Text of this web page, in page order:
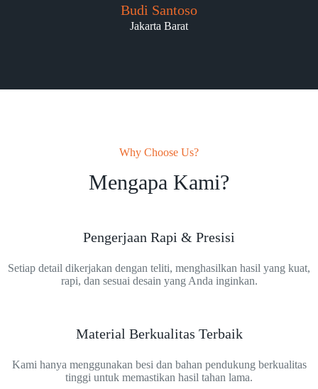
Budi Santoso
Jakarta Barat
Why Choose Us?
Mengapa Kami?
Pengerjaan Rapi & Presisi
Setiap detail dikerjakan dengan teliti, menghasilkan hasil yang kuat,
rapi, dan sesuai desain yang Anda inginkan.
Material Berkualitas Terbaik
Kami hanya menggunakan besi dan bahan pendukung berkualitas
tinggi untuk memastikan hasil tahan lama.